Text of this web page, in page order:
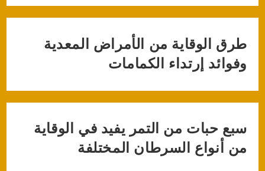
طرق الوقاية من الأمراض المعدية
وفوائد إرتداء الكمامات
سبع حبات من التمر يفيد في الوقاية
من أنواع السرطان المختلفة